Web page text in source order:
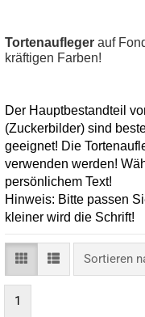
Tortenauflegerauf
kräftigen Farben!
Der Hauptbestandteil
(Zuckerbilder) sind
geeignet! Die
verwenden werden!
persönlichem Text!
Hinweis: Bitte passen
kleiner wird die Schrift!
Sortieren
Sortieren
1